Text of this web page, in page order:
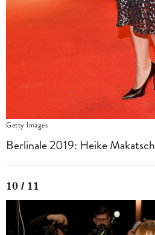
Getty Images
Berlinale 2019: Heike Makatsch
10 / 11